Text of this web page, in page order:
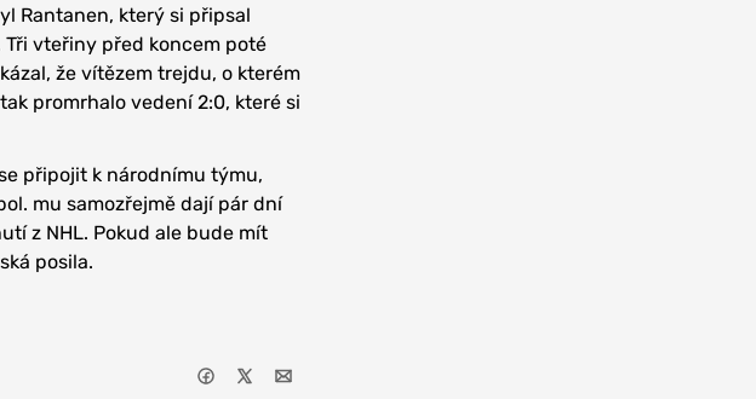
Rantanen, který si připsal
vteřiny před koncem poté
že vítězem trejdu, o kterém
promrhalo vedení 2:0, které si
připojit k národnímu týmu,
mu samozřejmě dají pár dní
z NHL. Pokud ale bude mít
posila.